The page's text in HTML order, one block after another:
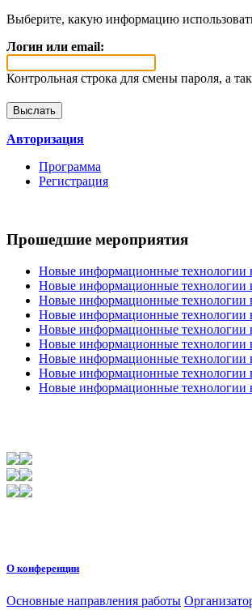
Выберите, какую информацию
Логин или email:
Контрольная строка для смены пароля, а
Авторизация
Программа
Регистрация
Прошедшие мероприятия
Новые информационные технологии
Новые информационные технологии
Новые информационные технологии
Новые информационные технологии
Новые информационные технологии
Новые информационные технологии
Новые информационные технологии
Новые информационные технологии
Новые информационные технологии
О конференции
Основные направления работы